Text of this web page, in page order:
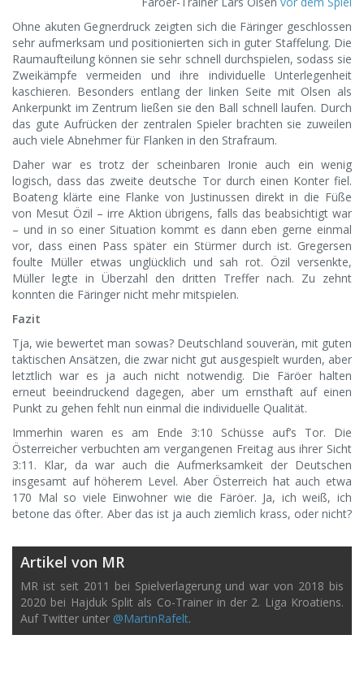
Ohne akuten Gegnerdruck zeigten sich die Färinger geschlossen
sehr aufmerksam und positionierten sich in guter Staffelung. Die
Raumaufteilung können sie sehr schnell durchspielen, sodass sie
Zweikämpfe vermeiden und ihre individuelle Unterlegenheit
kaschieren. Besonders entlang der linken Seite mit Olsen als
Ankerpunkt im Zentrum ließen sie den Ball schnell laufen. Durch
das gute Aufrücken der zentralen Spieler brachten sie zuweilen
auch viele Abnehmer für Flanken in den Strafraum.
Daher war es trotz der scheinbaren Ironie auch ein wenig
logisch, dass das zweite deutsche Tor durch einen Konter fiel.
Boateng klärte eine Flanke von Justinussen direkt in die Füße
von Mesut Özil – irre Aktion übrigens, falls das beabsichtigt war
– und in so einer Situation kommt es dann eben gerne einmal
vor, dass einen Pass später ein Stürmer durch ist. Gregersen
foulte Müller etwas unglücklich und sah rot. Özil versenkte,
Müller legte in Überzahl den dritten Treffer nach. Zu zehnt
konnten die Färinger nicht mehr mitspielen.
Fazit
Tja, wie bewertet man sowas? Deutschland souverän, mit guten
taktischen Ansätzen, die zwar nicht gut ausgespielt wurden, aber
letztlich war es ja auch nicht notwendig. Die Färöer halten
erneut beeindruckend dagegen, aber um ernsthaft auf einen
Punkt zu gehen fehlt nun einmal die individuelle Qualität.
Immerhin waren es am Ende 3:10 Schüsse auf’s Tor. Die
Österreicher verbuchten am vergangenen Freitag aus ihrer Sicht
3:11. Klar, da war auch die Aufmerksamkeit der Deutschen
insgesamt auf höherem Level. Aber Österreich hat auch etwa
170 Mal so viele Einwohner wie die Färöer. Ja, ich weiß, ich
betone das öfter. Aber das ist ja auch ziemlich krass, oder nicht?
Artikel von MR
MR ist seit 2011 bei Spielverlagerung und war von 2018 bis
2020 bei Hajduk Split als Co-Trainer in der 2. Liga Kroatiens.
Auf Twitter unter @MartinRafelt.